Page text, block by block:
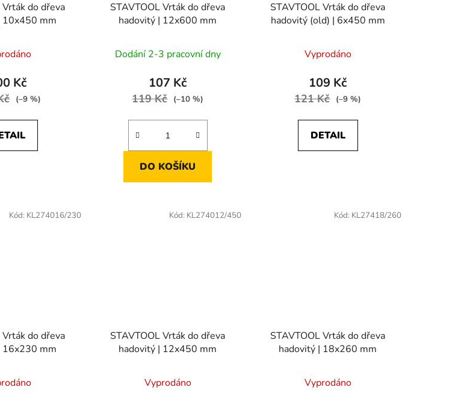
Vrták do dřeva
10x450 mm
Kč
(–9 %)
STAVTOOL Vrták do dřeva
hadovitý | 12x600 mm
Dodání 2-3 pracovní dny
107 Kč
119 Kč (–10 %)
DO KOŠÍKU
STAVTOOL Vrták do dřeva
hadovitý (old) | 6x450 mm
Vyprodáno
109 Kč
121 Kč (–9 %)
DETAIL
Vrták do dřeva
16x230 mm
Kód: KL274016/230
STAVTOOL Vrták do dřeva
hadovitý | 12x450 mm
Vyprodáno
Kód: KL274012/450
STAVTOOL Vrták do dřeva
hadovitý | 18x260 mm
Vyprodáno
Kód: KL27418/260